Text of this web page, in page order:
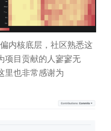
内核底层，社区熟悉这
项目贡献的人寥寥无
里也非常感谢为